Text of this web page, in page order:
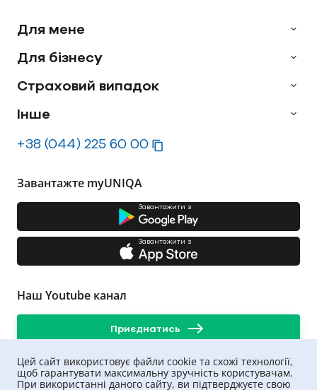
Для мене
Для бізнесу
Страховий випадок
Інше
+38 (044) 225 60 00
Завантажте myUNIQA
Завантажити з
Завантажити з
Наш Youtube канал
Приєднатись
Цей сайт використовує файли cookie та схожі технології,
щоб гарантувати максимальну зручність користувачам.
При використанні даного сайту, ви підтверджуєте свою